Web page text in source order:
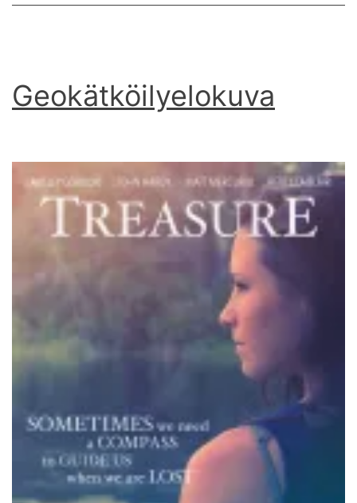
Geokätköilyelokuva